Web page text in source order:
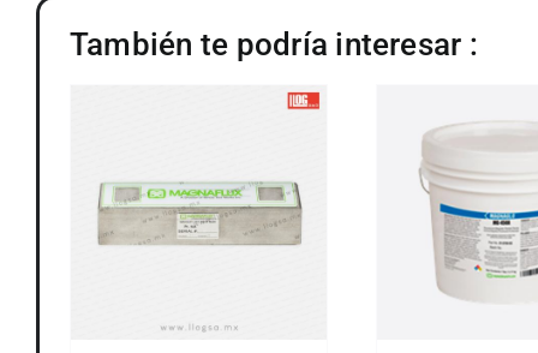
También te podría interesar :